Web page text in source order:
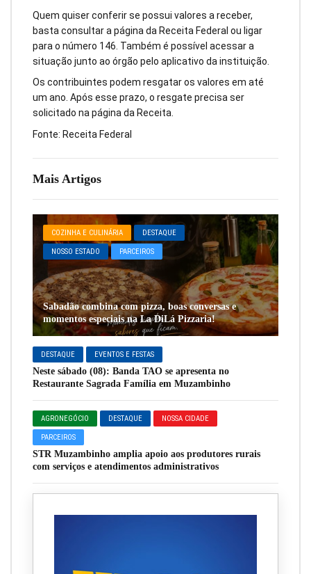
Mais Artigos
COZINHA E CULINÁRIA DESTAQUE
NOSSO ESTADO PARCEIROS
Sabadão combina com pizza, boas conversas e
momentos especiais na La DiLá Pizzaria!
DESTAQUE EVENTOS E FESTAS
Neste sábado (08): Banda TAO se apresenta no
Restaurante Sagrada Família em Muzambinho
AGRONEGÓCIO DESTAQUE NOSSA CIDADE
PARCEIROS
STR Muzambinho amplia apoio aos produtores rurais
com serviços e atendimentos administrativos
Quem quiser conferir se possui valores a receber,
basta consultar a página da Receita Federal ou ligar
para o número 146. Também é possível acessar a
situação junto ao órgão pelo aplicativo da instituição.
Os contribuintes podem resgatar os valores em até
um ano. Após esse prazo, o resgate precisa ser
solicitado na página da Receita.
Fonte: Receita Federal